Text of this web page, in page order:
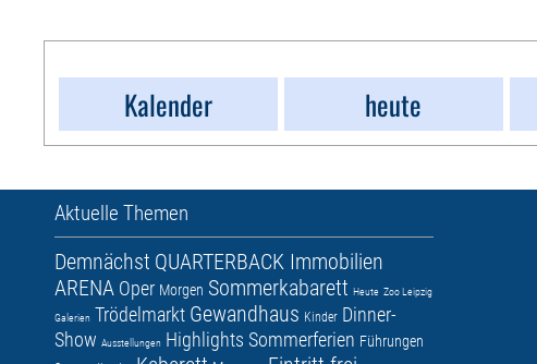
Kalender
heute
Aktuelle Themen
Demnächst QUARTERBACK Immobilien
ARENA Oper Morgen Sommerkabarett Heute Zoo Leipzig
Galerien Trödelmarkt Gewandhaus Kinder Dinner-
Show Ausstellungen Highlights Sommerferien Führungen